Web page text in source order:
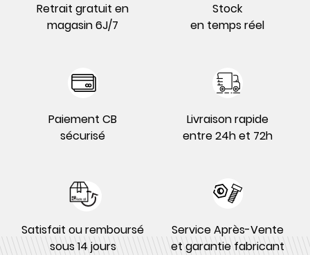
Retrait gratuit en
magasin 6J/7
Stock
en temps réel
Paiement CB
sécurisé
Livraison rapide
entre 24h et 72h
Satisfait ou remboursé
sous 14 jours
Service Après-Vente
et garantie fabricant